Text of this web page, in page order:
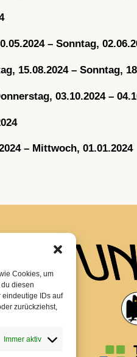
Cookies, um
diesen
eindeutige IDs auf
zurückziehst,
Immer aktiv
– Sonntag,
15.08.2024 – Sonntag,
03.10.2024 –
– Mittwoch, 01.01.2024